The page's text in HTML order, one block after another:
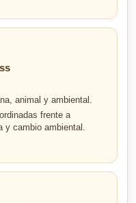
animal y ambiental.
frente a
y cambio ambiental.